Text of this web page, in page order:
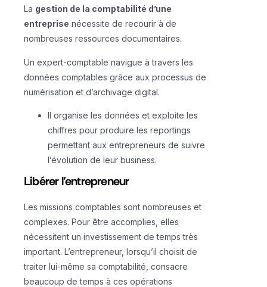
La gestion de la comptabilité d’une
entreprise nécessite de recourir à de
nombreuses ressources documentaires.
Un expert-comptable navigue à travers les
données comptables grâce aux processus de
numérisation et d’archivage digital.
Il organise les données et exploite les
chiffres pour produire les reportings
permettant aux entrepreneurs de suivre
l’évolution de leur business.
Libérer l’entrepreneur
Les missions comptables sont nombreuses et
complexes. Pour être accomplies, elles
nécessitent un investissement de temps très
important. L’entrepreneur, lorsqu’il choisit de
traiter lui-même sa comptabilité, consacre
beaucoup de temps à ces opérations